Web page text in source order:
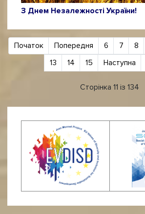
З Днем Незалежності України!
Початок Попередня 6 7 8
13
14 15 Наступна
Сторінка 11 із 134